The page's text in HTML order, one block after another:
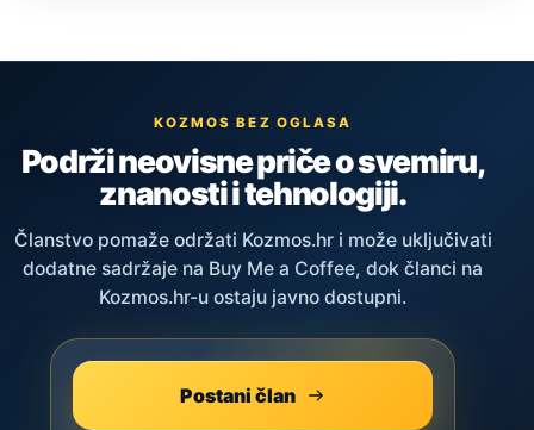
KOZMOS BEZ OGLASA
Podrži neovisne priče o svemiru,
znanosti i tehnologiji.
Članstvo pomaže održati Kozmos.hr i može uključivati
dodatne sadržaje na Buy Me a Coffee, dok članci na
Kozmos.hr-u ostaju javno dostupni.
Postani član